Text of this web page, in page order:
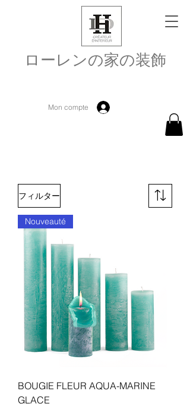
ローレンの家の装飾
Mon compte
フィルター
Nouveauté
BOUGIE FLEUR AQUA-MARINE
GLACE